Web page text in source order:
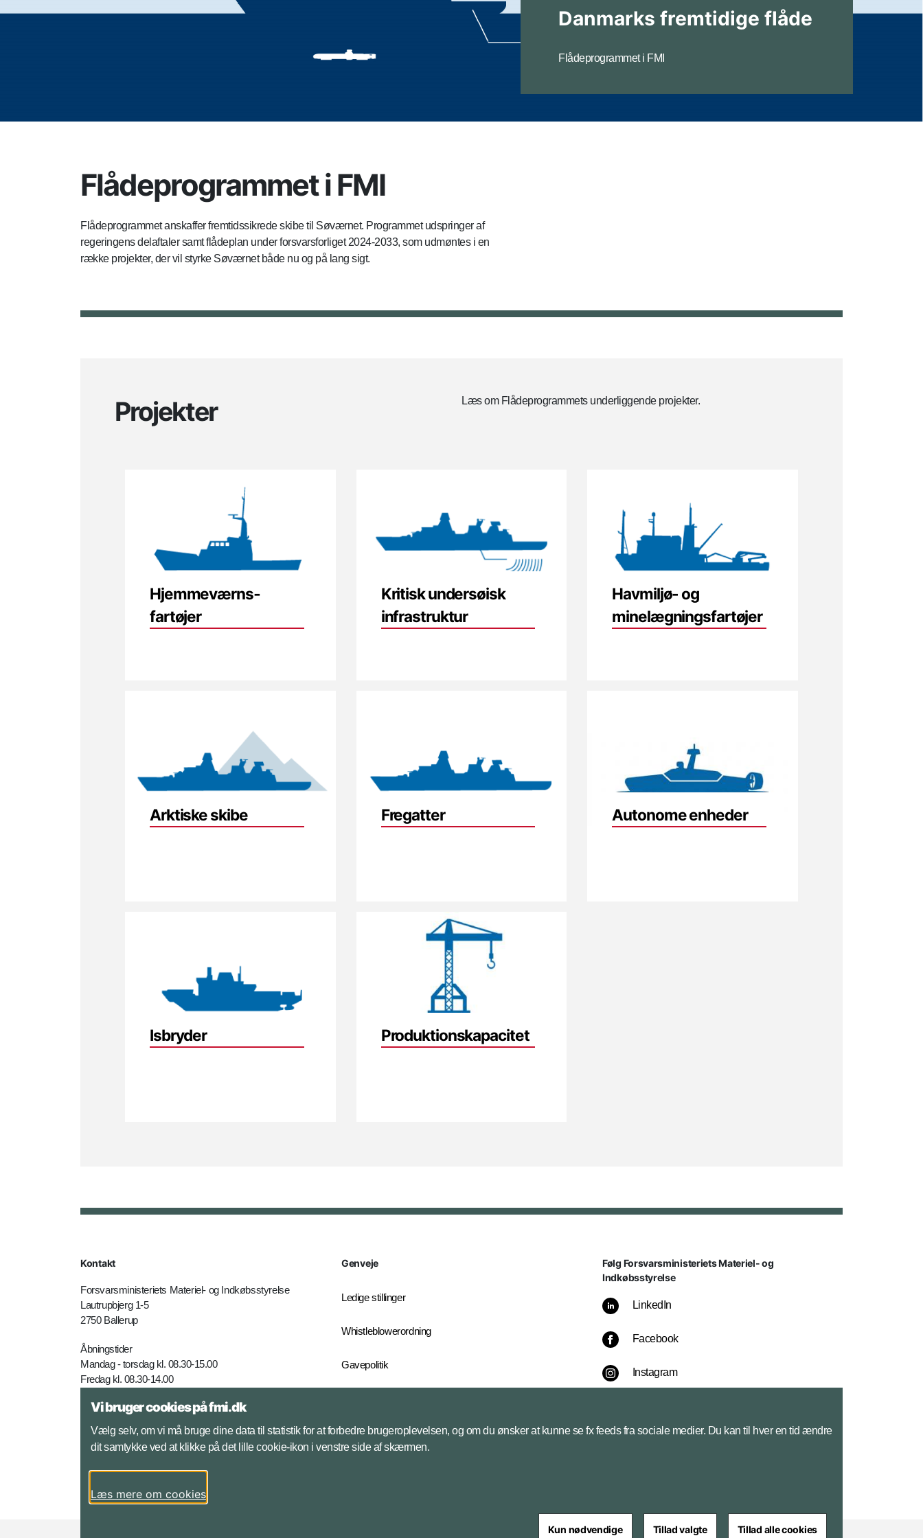
Danmarks fremtidige flåde
Flådeprogrammet i FMI
Flådeprogrammet i FMI
Flådeprogrammet anskaffer fremtidssikrede skibe til Søværnet. Programmet udspringer af
regeringens delaftaler samt flådeplan under forsvarsforliget 2024-2033, som udmøntes i en
række projekter, der vil styrke Søværnet både nu og på lang sigt.
Projekter Læs om Flådeprogrammets underliggende projekter.
Hjemmeværns­
fartøjer
Kritisk undersøisk
infrastruktur
Havmiljø- og
minelægnings­fartøjer
Arktiske skibe Fregatter Autonome enheder
Isbryder Produktions­kapacitet
Kontakt
Forsvarsministeriets Materiel- og Indkøbsstyrelse
Lautrupbjerg 1-5
2750 Ballerup
Åbningstider
Mandag - torsdag kl. 08.30-15.00
Fredag kl. 08.30-14.00
Telefon: +45 7281 4000
Genveje
Ledige stillinger
Whistleblowerordning
Gavepolitik
Industrikontoret
Følg Forsvarsministeriets Materiel- og
Indkøbsstyrelse
LinkedIn
Facebook
Instagram
Vi bruger cookies på fmi.dk
Vælg selv, om vi må bruge dine data til statistik for at forbedre brugeroplevelsen, og om du ønsker at kunne se fx feeds fra sociale medier. Du kan til hver en tid ændre
dit samtykke ved at klikke på det lille cookie-ikon i venstre side af skærmen.
Læs mere om cookies
Kun nødvendige Tillad valgte Tillad alle cookies